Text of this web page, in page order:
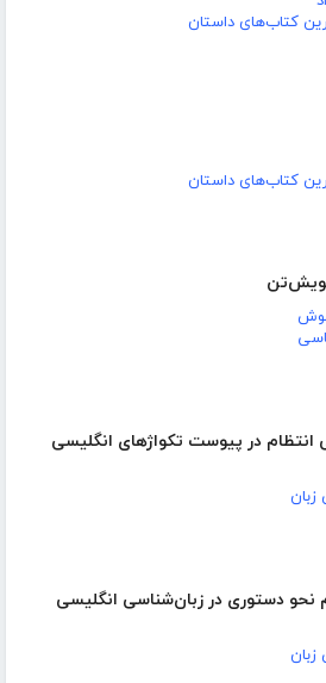
کتاب‌های داستان
کتاب‌های داستان
انتظام در پیوست تکواژهای انگلیسی
نحو دستوری در زبان‌شناسی انگلیسی